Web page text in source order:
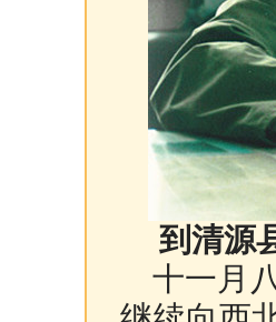
到清源
十一月